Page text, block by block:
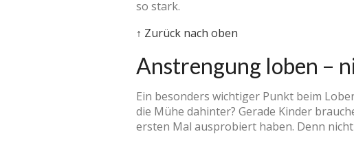
so stark.
↑ Zurück nach oben
Anstrengung loben –
Ein besonders wichtiger Punkt beim
die Mühe dahinter? Gerade Kinder
ersten Mal ausprobiert haben. Denn